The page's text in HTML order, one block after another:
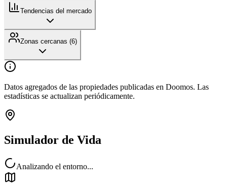
Tendencias del mercado
Zonas cercanas (6)
Datos agregados de las propiedades publicadas en Doomos. Las
estadísticas se actualizan periódicamente.
Simulador de Vida
Analizando el entorno...